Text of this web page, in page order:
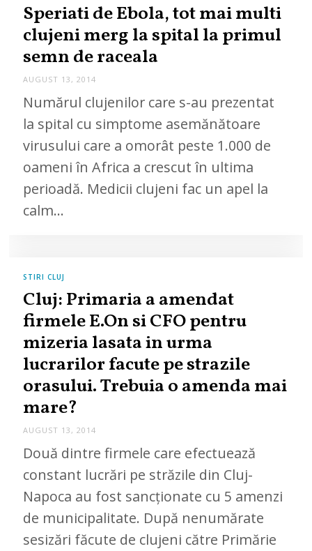
Speriati de Ebola, tot mai multi
clujeni merg la spital la primul
semn de raceala
AUGUST 13, 2014
Numărul clujenilor care s-au prezentat
la spital cu simptome asemănătoare
virusului care a omorât peste 1.000 de
oameni în Africa a crescut în ultima
perioadă. Medicii clujeni fac un apel la
calm…
STIRI CLUJ
Cluj: Primaria a amendat
firmele E.On si CFO pentru
mizeria lasata in urma
lucrarilor facute pe strazile
orasului. Trebuia o amenda mai
mare?
AUGUST 13, 2014
Două dintre firmele care efectuează
constant lucrări pe străzile din Cluj-
Napoca au fost sancţionate cu 5 amenzi
de municipalitate. După nenumărate
sesizări făcute de clujeni către Primărie